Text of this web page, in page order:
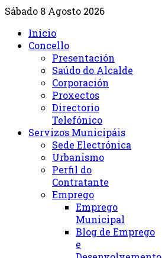
Sábado 8 Agosto 2026
Inicio
Concello
Presentación
Saúdo do Alcalde
Corporación
Proxectos
Directorio
Telefónico
Servizos Municipáis
Sede Electrónica
Urbanismo
Perfil do
Contratante
Emprego
Emprego
Municipal
Blog de Emprego
e